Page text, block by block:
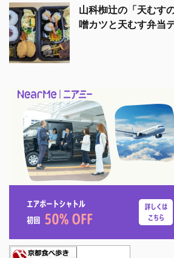
山科椥辻の「天むす
噌カツと天むす弁当